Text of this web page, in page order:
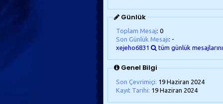
Günlük
Toplam Mesaj: 0
Son Günlük Mesajı : -
xejeho6831
tüm günlük
Genel Bilgi
Son Çevrimiçi: 19 Haziran 2024
Kayıt Tarihi: 19 Haziran 2024